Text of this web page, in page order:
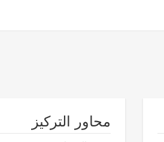
محاور التركيز